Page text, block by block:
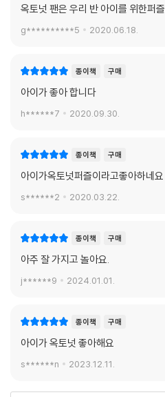
옥토넛 팬은 우리 반 아이를 위한퍼즐
g**********5 2020.06.18.
종이책 구매
아이가 좋아 합니다
h******7 2020.09.30.
종이책 구매
아이가옥토넛퍼즐이라고좋아하네요
s******2 2020.03.22.
종이책 구매
아주 잘 가지고 놀아요.
j******9 2024.01.01.
종이책 구매
아이가 옥토넛 좋아해요
s******n 2023.12.11.